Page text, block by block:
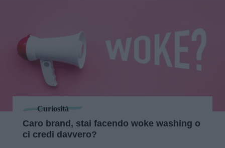
Curiosità
Caro brand, stai facendo woke washing o
ci credi davvero?